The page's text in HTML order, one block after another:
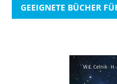
GEEIGNETE BÜCHER